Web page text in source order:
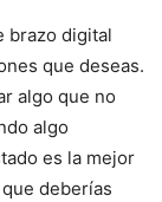
brazo digital
que deseas.
algo que no
algo
es la mejor
deberías